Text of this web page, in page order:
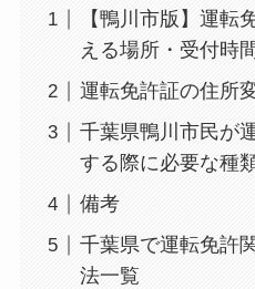
【鴨川市版】運転
える場所・受付時
運転免許証の住所
千葉県鴨川市民が
する際に必要な種
備考
千葉県で運転免許
法一覧